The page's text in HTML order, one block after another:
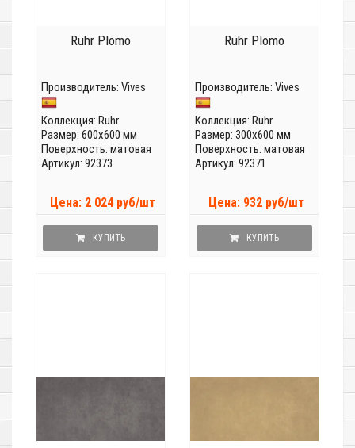
Ruhr Plomo
Производитель: Vives
Коллекция: Ruhr
Размер: 600x600 мм
Поверхность: матовая
Артикул: 92373
Цена: 2 024 руб/шт
КУПИТЬ
Ruhr Plomo
Производитель: Vives
Коллекция: Ruhr
Размер: 300x600 мм
Поверхность: матовая
Артикул: 92371
Цена: 932 руб/шт
КУПИТЬ